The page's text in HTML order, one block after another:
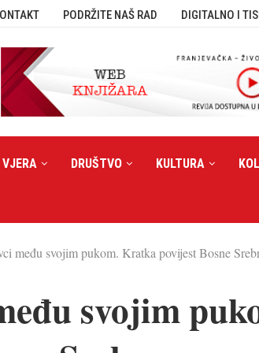
PODRŽITE NAŠ RAD DIGITALNO I
VJERA DRUŠTVO KULTURA
među svojim pukom. Kratka povijest Bosne
svojim